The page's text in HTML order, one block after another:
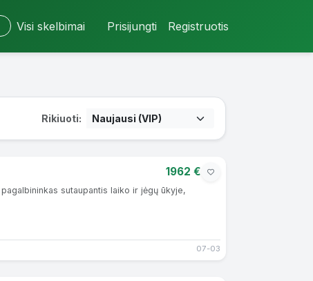
Visi skelbimai Prisijungti Registruotis
Rikiuoti:
1962 €
sutaupantis laiko ir jėgų ūkyje,
07-03